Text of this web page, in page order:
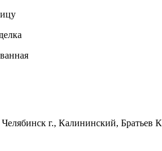
Челябинск г., Калининский, Братьев